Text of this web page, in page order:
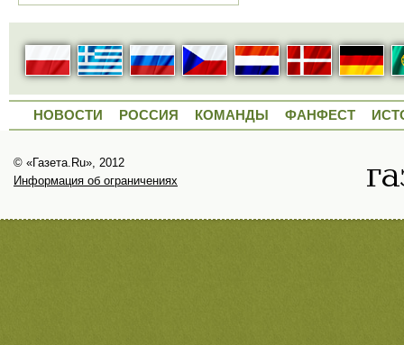
НОВОСТИ РОССИЯ КОМАНДЫ ФАНФЕСТ
© «Газета.Ru», 2012
Информация об ограничениях